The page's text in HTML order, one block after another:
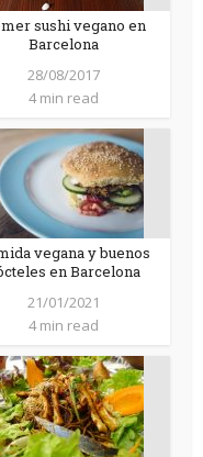
sushi vegano en
Barcelona
28/08/2017
4 min read
vegana y buenos
en Barcelona
21/01/2021
4 min read